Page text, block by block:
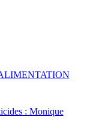
: Monique